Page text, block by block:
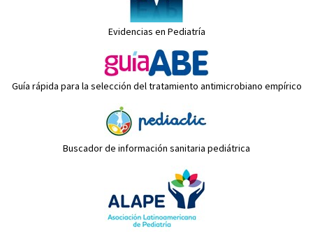
Evidencias en Pediatría
Guía rápida para la selección del tratamiento antimicrobiano empírico
Buscador de información sanitaria pediátrica